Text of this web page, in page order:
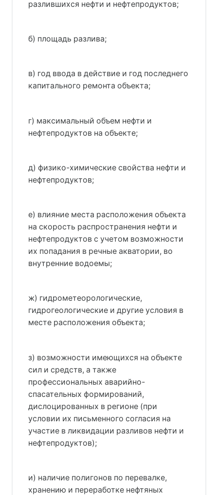
разлившихся нефти и нефтепродуктов;
б) площадь разлива;
в) год ввода в действие и год последнего
капитального ремонта объекта;
г) максимальный объем нефти и
нефтепродуктов на объекте;
д) физико-химические свойства нефти и
нефтепродуктов;
е) влияние места расположения объекта
на скорость распространения нефти и
нефтепродуктов с учетом возможности
их попадания в речные акватории, во
внутренние водоемы;
ж) гидрометеорологические,
гидрогеологические и другие условия в
месте расположения объекта;
з) возможности имеющихся на объекте
сил и средств, а также
профессиональных аварийно-
спасательных формирований,
дислоцированных в регионе (при
условии их письменного согласия на
участие в ликвидации разливов нефти и
нефтепродуктов);
и) наличие полигонов по перевалке,
хранению и переработке нефтяных